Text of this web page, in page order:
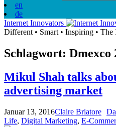
en
de
Internet Innovators
Different • Smart • Inspiring • The
Schlagwort: Dmexco
Mikul Shah talks
advertising market
Januar 13, 2016Claire Briatore
Life, Digital Marketing, E-